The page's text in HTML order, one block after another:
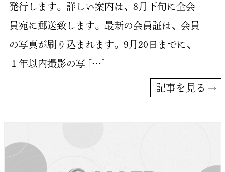
発行します。詳しい案内は、8月下旬に全会
員宛に郵送致します。最新の会員証は、会員
の写真が刷り込まれます。9月20日までに、
１年以内撮影の写 […]
記事を見る